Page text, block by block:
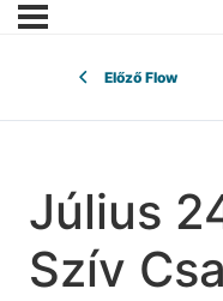
Előző Flow
Július
Szív